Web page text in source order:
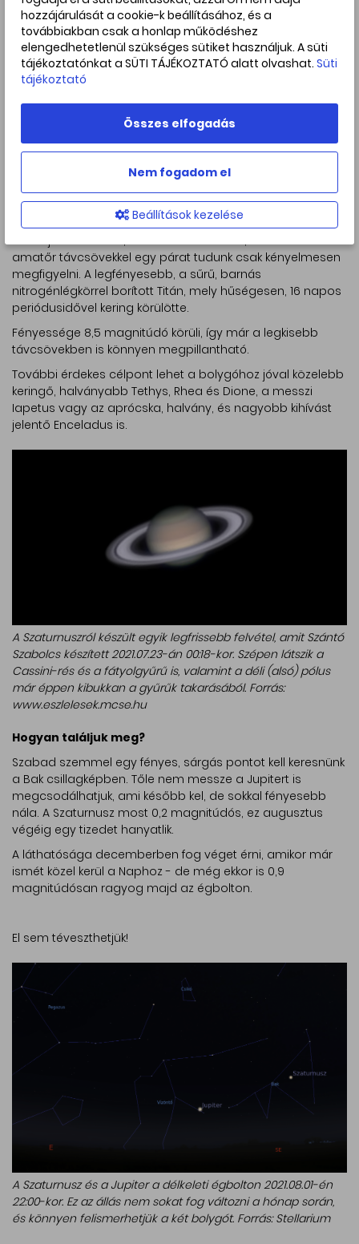
Egy látványos, de letisztult rajz a bolygóról - nagyjából ilyen
látványra számíthatunk kistávcsövekkel. Ezt Fekete Zsolt
készítette 2005.01.09-én 23:30-kor. Csodáljuk meg a
különleges árnyékjelenségeket is! Forrás:
www.eszlelesek.mcse.hu
amatőr távcsövekkel egy párat tudunk csak kényelmesen
megfigyelni. A legfényesebb, a sűrű, barnás
nitrogénlégkörrel borított Titán, mely hűségesen, 16 napos
periódusidővel kering körülötte.
Fényessége 8,5 magnitúdó körüli, így már a legkisebb
távcsövekben is könnyen megpillantható.
További érdekes célpont lehet a bolygóhoz jóval közelebb
keringő, halványabb Tethys, Rhea és Dione, a messzi
Iapetus vagy az aprócska, halvány, és nagyobb kihívást
jelentő Enceladus is.
A Szaturnuszról készült egyik legfrissebb felvétel, amit Szántó
Szabolcs készített 2021.07.23-án 00:18-kor. Szépen látszik a
Cassini-rés és a fátyolgyűrű is, valamint a déli (alsó) pólus
már éppen kibukkan a gyűrűk takarásából. Forrás:
www.eszlelesek.mcse.hu
Hogyan találjuk meg?
Szabad szemmel egy fényes, sárgás pontot kell keresnünk
a Bak csillagképben. Tőle nem messze a Jupitert is
megcsodálhatjuk, ami később kel, de sokkal fényesebb
nála. A Szaturnusz most 0,2 magnitúdós, ez augusztus
végéig egy tizedet hanyatlik.
A láthatósága decemberben fog véget érni, amikor már
ismét közel kerül a Naphoz - de még ekkor is 0,9
magnitúdósan ragyog majd az égbolton.
El sem téveszthetjük!
A Szaturnusz és a Jupiter a délkeleti égbolton 2021.08.01-én
22:00-kor. Ez az állás nem sokat fog változni a hónap során,
és könnyen felismerhetjük a két bolygót. Forrás: Stellarium
hozzájárulását a cookie-k beállításához, és a
továbbiakban csak a honlap működéshez
elengedhetetlenül szükséges sütiket használjuk. A süti
tájékoztatónkat a SÜTI TÁJÉKOZTATÓ alatt olvashat. Süti
tájékoztató
Összes elfogadás
Nem fogadom el
Beállítások kezelése